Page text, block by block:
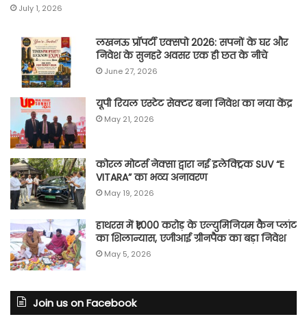
July 1, 2026
लखनऊ प्रॉपर्टी एक्सपो 2026: सपनों के घर और
निवेश के सुनहरे अवसर एक ही छत के नीचे
June 27, 2026
यूपी रियल एस्टेट सेक्टर बना निवेश का नया केंद्र
May 21, 2026
कोरल मोटर्स नेक्सा द्वारा नई इलेक्ट्रिक SUV “E
VITARA” का भव्य अनावरण
May 19, 2026
हाथरस में ₹1,000 करोड़ के एल्युमिनियम कैन प्लांट
का शिलान्यास, एजीआई ग्रीनपैक का बड़ा निवेश
May 5, 2026
Join us on Facebook